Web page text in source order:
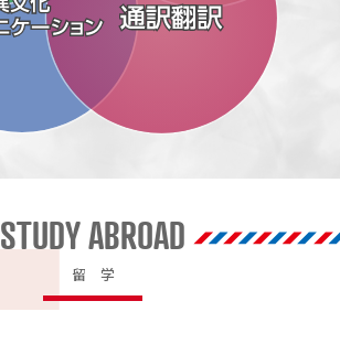
STUDY ABROAD
留 学